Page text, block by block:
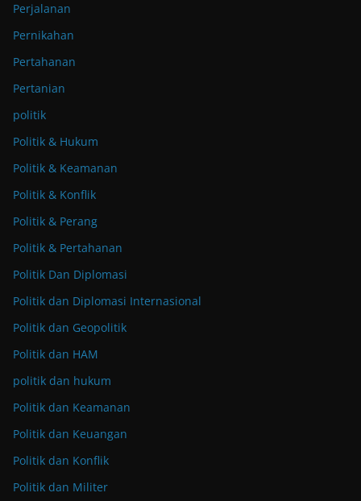
Perjalanan
Pernikahan
Pertahanan
Pertanian
politik
Politik & Hukum
Politik & Keamanan
Politik & Konflik
Politik & Perang
Politik & Pertahanan
Politik Dan Diplomasi
Politik dan Diplomasi Internasional
Politik dan Geopolitik
Politik dan HAM
politik dan hukum
Politik dan Keamanan
Politik dan Keuangan
Politik dan Konflik
Politik dan Militer